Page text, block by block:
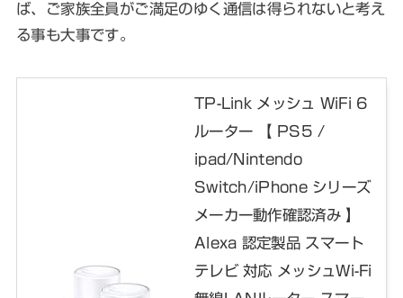
ば、ご家族全員がご満足のゆく通信は得られないと考え
る事も大事です。
TP-Link メッシュ WiFi 6
ルーター 【 PS5 /
ipad/Nintendo
Switch/iPhone シリーズ
メーカー動作確認済み 】
Alexa 認定製品 スマート
テレビ 対応 メッシュWi-Fi